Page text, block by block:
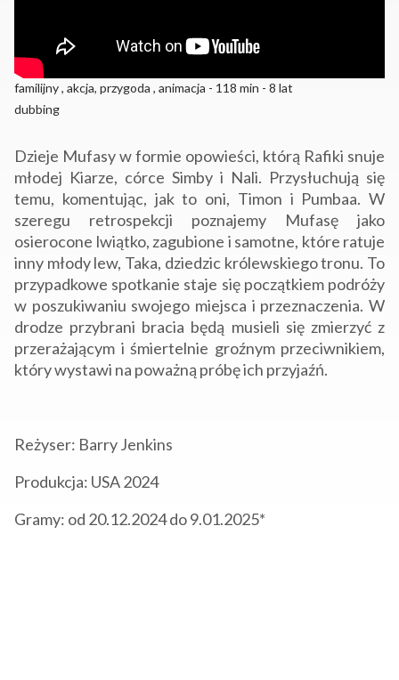
familijny , akcja, przygoda , animacja - 118 min - 8 lat
dubbing
Dzieje Mufasy w formie opowieści, którą Rafiki snuje
młodej Kiarze, córce Simby i Nali. Przysłuchują się
temu, komentując, jak to oni, Timon i Pumbaa. W
szeregu retrospekcji poznajemy Mufasę jako
osierocone lwiątko, zagubione i samotne, które ratuje
inny młody lew, Taka, dziedzic królewskiego tronu. To
przypadkowe spotkanie staje się początkiem podróży
w poszukiwaniu swojego miejsca i przeznaczenia. W
drodze przybrani bracia będą musieli się zmierzyć z
przerażającym i śmiertelnie groźnym przeciwnikiem,
który wystawi na poważną próbę ich przyjaźń.
Reżyser: Barry Jenkins
Produkcja: USA 2024
Gramy: od 20.12.2024 do 9.01.2025*